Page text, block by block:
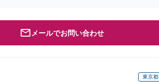
メールでお問い合わせ
東京都